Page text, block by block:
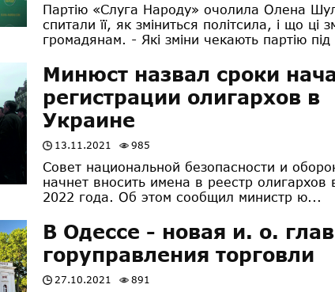
Партію «Слуга Народу» очолила Олена
спитали її, як зміниться політсила, і що ці
громадянам. - Які зміни чекають партію під
Минюст назвал сроки
регистрации олигархов в
Украине
13.11.2021 985
Совет национальной безопасности и
начнет вносить имена в реестр олигархов
2022 года. Об этом сообщил министр ю...
В Одессе - новая и. о.
горуправления торговли
27.10.2021 891